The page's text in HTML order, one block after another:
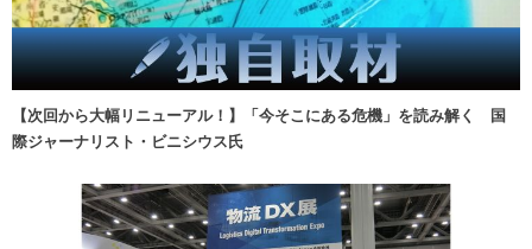
【次回から大幅リニューアル！】「今そこにある危機」を読み解く 国
際ジャーナリスト・ビニシウス氏